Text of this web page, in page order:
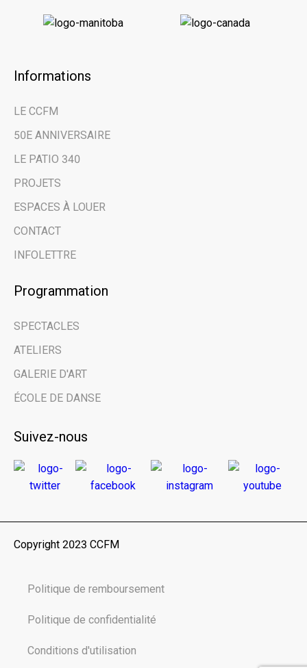
Informations
LE CCFM
50E ANNIVERSAIRE
LE PATIO 340
PROJETS
ESPACES À LOUER
CONTACT
INFOLETTRE
Programmation
SPECTACLES
ATELIERS
GALERIE D'ART
ÉCOLE DE DANSE
Suivez-nous
Copyright 2023 CCFM
Politique de remboursement
Politique de confidentialité
Conditions d'utilisation